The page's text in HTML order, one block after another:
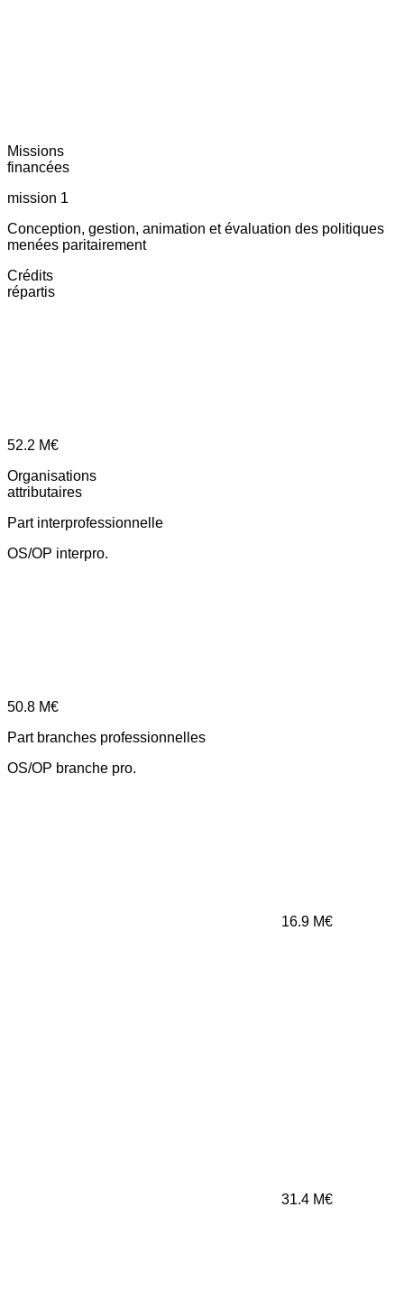
Missions
financées
mission 1
Conception, gestion, animation et évaluation des politiques
menées paritairement
Crédits
répartis
52.2 M€
Organisations
attributaires
Part interprofessionnelle
OS/OP interpro.
50.8 M€
Part branches professionnelles
OS/OP branche pro.
16.9 M€
31.4 M€